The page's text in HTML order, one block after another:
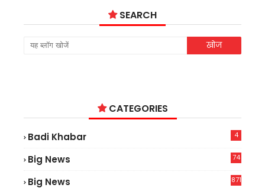
SEARCH
CATEGORIES
Badi Khabar 4
Big News
74
Big News 871